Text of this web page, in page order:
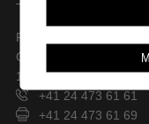
Rue des Dents-du-Midi
Case postale 246
1868 Collombey
+41 24 473 61 61
+41 24 473 61 69